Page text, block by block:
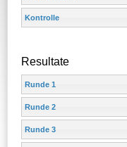
Kontrolle
Resultate
Runde 1
Runde 2
Runde 3